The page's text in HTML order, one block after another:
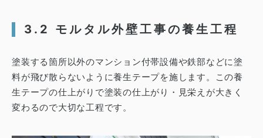
3.2 モルタル外壁工事の養生工程
塗装する箇所以外のマンション付帯設備や鉄部などに塗
料が飛び散らないように養生テープを施します。
この養
生テープの仕上がりで塗装の仕上がり・見栄えが大きく
変わるので大切な工程です。